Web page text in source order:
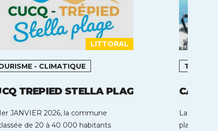
LITTORAL
- CLIMATIQUE
TREPIED STELLA PLAGE
JANVIER 2026, la commune
de 20 à 40 000 habitants
La baie de
plages de